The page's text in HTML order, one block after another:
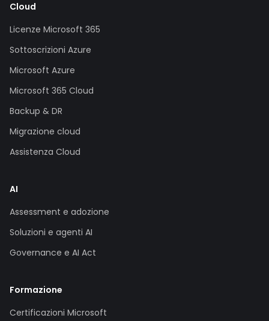
Cloud
Licenze Microsoft 365
Sottoscrizioni Azure
Microsoft Azure
Microsoft 365 Cloud
Backup & DR
Migrazione cloud
Assistenza Cloud
AI
Assessment e adozione
Soluzioni e agenti AI
Governance e AI Act
Formazione
Certificazioni Microsoft